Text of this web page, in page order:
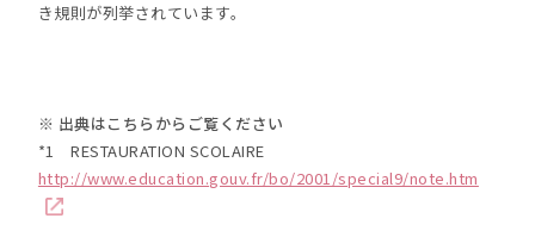
き規則が列挙されています。
※ 出典はこちらからご覧ください
*1 RESTAURATION SCOLAIRE
http://www.education.gouv.fr/bo/2001/special9/note.htm